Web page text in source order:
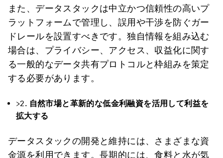
また、データスタックは中立かつ信頼性の高いプ
ラットフォームで管理し、誤用や干渉を防ぐガー
ドレールを設置すべきです。独自情報を組み込む
場合は、プライバシー、アクセス、収益化に関す
る一般的なデータ共有プロトコルと枠組みを策定
する必要があります。
>2. 自然市場と革新的な低金利融資を活用して利益を
拡大する
データスタックの開発と維持には、さまざまな資
金源を利用できます。長期的には、食料と水が気